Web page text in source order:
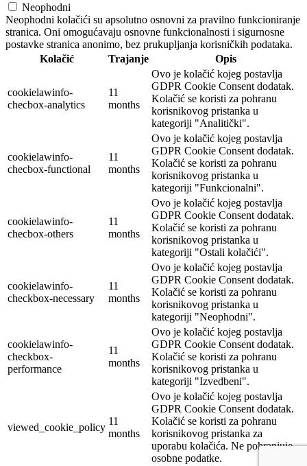
Neophodni
Neophodni kolačići su apsolutno osnovni za pravilno funkcioniranje
stranica. Oni omogućavaju osnovne funkcionalnosti i sigurnosne
postavke stranica anonimo, bez prukupljanja korisničkih podataka.
Kolačić
Trajanje Opis
cookielawinfo-
checbox-analytics
11
months
Ovo je kolačić kojeg postavlja
GDPR Cookie Consent dodatak.
Kolačić se koristi za pohranu
korisnikovog pristanka u
kategoriji "Analitički".
cookielawinfo-
checbox-functional
11
months
Ovo je kolačić kojeg postavlja
GDPR Cookie Consent dodatak.
Kolačić se koristi za pohranu
korisnikovog pristanka u
kategoriji "Funkcionalni".
cookielawinfo-
checbox-others
11
months
Ovo je kolačić kojeg postavlja
GDPR Cookie Consent dodatak.
Kolačić se koristi za pohranu
korisnikovog pristanka u
kategoriji "Ostali kolačići".
cookielawinfo-
checkbox-necessary
11
months
Ovo je kolačić kojeg postavlja
GDPR Cookie Consent dodatak.
Kolačić se koristi za pohranu
korisnikovog pristanka u
kategoriji "Neophodni".
cookielawinfo-
checkbox-
performance
11
months
Ovo je kolačić kojeg postavlja
GDPR Cookie Consent dodatak.
Kolačić se koristi za pohranu
korisnikovog pristanka u
kategoriji "Izvedbeni".
viewed_cookie_policy
11
months
Ovo je kolačić kojeg postavlja
GDPR Cookie Consent dodatak.
Kolačić se koristi za pohranu
korisnikovog pristanka za
uporabu kolačića. Ne pohranjuje
osobne podatke.